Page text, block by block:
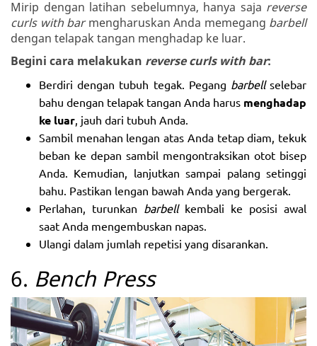
Mirip dengan latihan sebelumnya, hanya saja reverse
curls with barmengharuskan Anda memegang barbell
dengan telapak tangan menghadap ke luar.
Begini cara melakukan reverse curls with bar:
Berdiri dengan tubuh tegak. Pegang barbellselebar
bahu dengan telapak tangan Anda harus menghadap
ke luar, jauh dari tubuh Anda.
Sambil menahan lengan atas Anda tetap diam, tekuk
beban ke depan sambil mengontraksikan otot bisep
Anda. Kemudian, lanjutkan sampai palang setinggi
bahu. Pastikan lengan bawah Anda yang bergerak.
Perlahan, turunkan barbellkembali ke posisi awal
saat Anda mengembuskan napas.
Ulangi dalam jumlah repetisi yang disarankan.
6. Bench Press